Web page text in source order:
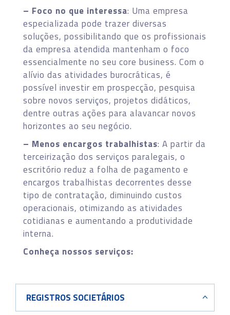
– Foco no que interessa: Uma empresa
especializada pode trazer diversas
soluções, possibilitando que os profissionais
da empresa atendida mantenham o foco
essencialmente no seu core business. Com o
alívio das atividades burocráticas, é
possível investir em prospecção, pesquisa
sobre novos serviços, projetos didáticos,
dentre outras ações para alavancar novos
horizontes ao seu negócio.
– Menos encargos trabalhistas: A partir da
terceirização dos serviços paralegais, o
escritório reduz a folha de pagamento e
encargos trabalhistas decorrentes desse
tipo de contratação, diminuindo custos
operacionais, otimizando as atividades
cotidianas e aumentando a produtividade
interna.
Conheça nossos serviços:
REGISTROS SOCIETÁRIOS